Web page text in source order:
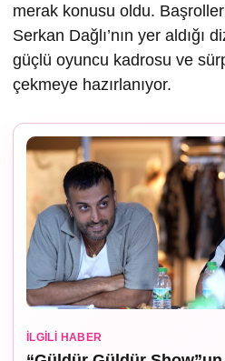
merak konusu oldu.
Serkan Dağlı’nın yer aldığı
güçlü oyuncu kadrosu ve
çekmeye hazırlanıyor.
İLGILI HABER